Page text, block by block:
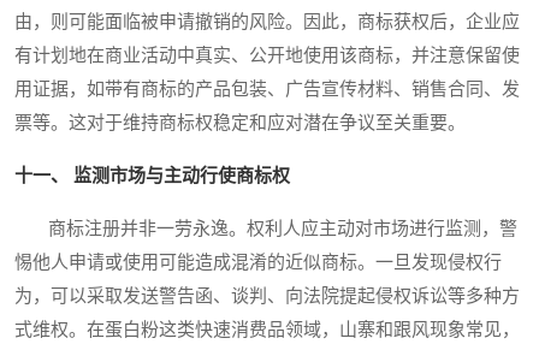
由，则可能面临被申请撤销的风险。因此，商标获权后，企业应
有计划地在商业活动中真实、公开地使用该商标，并注意保留使
用证据，如带有商标的产品包装、广告宣传材料、销售合同、发
票等。这对于维持商标权稳定和应对潜在争议至关重要。
十一、 监测市场与主动行使商标权
商标注册并非一劳永逸。权利人应主动对市场进行监测，警
惕他人申请或使用可能造成混淆的近似商标。一旦发现侵权行
为，可以采取发送警告函、谈判、向法院提起侵权诉讼等多种方
式维权。在蛋白粉这类快速消费品领域，山寨和跟风现象常见，